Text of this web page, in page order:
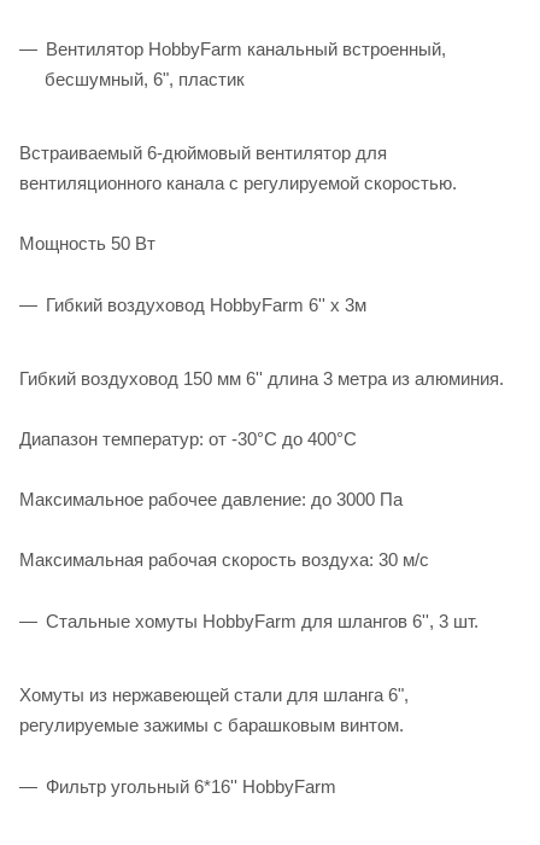
Вентилятор HobbyFarm канальный встроенный,
бесшумный, 6", пластик
Встраиваемый 6-дюймовый вентилятор для
вентиляционного канала с регулируемой скоростью.
Мощность 50 Вт
Гибкий воздуховод HobbyFarm 6'' x 3м
Гибкий воздуховод 150 мм 6'' длина 3 метра из алюминия.
Диапазон температур: от -30°C до 400°C
Максимальное рабочее давление: до 3000 Па
Максимальная рабочая скорость воздуха: 30 м/с
Стальные хомуты HobbyFarm для шлангов 6'', 3 шт.
Хомуты из нержавеющей стали для шланга 6",
регулируемые зажимы с барашковым винтом.
Фильтр угольный 6*16'' HobbyFarm